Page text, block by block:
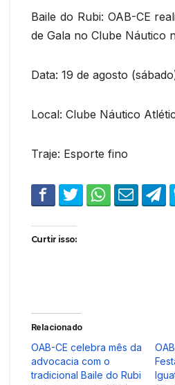
Baile do Rubi: OAB-CE
de Gala no Clube Náutico
Data: 19 de agosto
Local: Clube Náutico
Traje: Esporte fino
Curtir isso:
Relacionado
OAB-CE celebra mês da
advocacia com o
tradicional Baile do Rubi